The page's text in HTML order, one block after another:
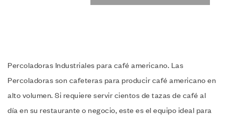
Percoladoras Industriales para café americano. Las
Percoladoras son cafeteras para producir café americano en
alto volumen. Si requiere servir cientos de tazas de café al
día en su restaurante o negocio, este es el equipo ideal para